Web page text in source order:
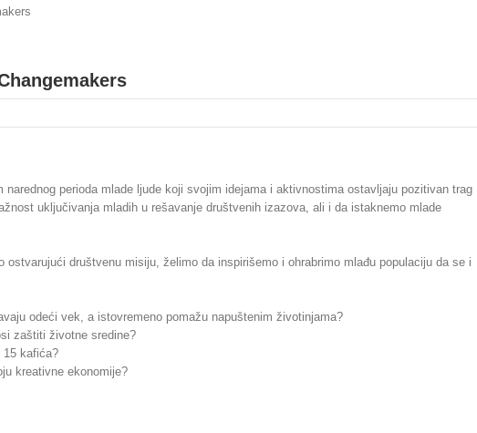
narednog perioda mlade ljude koji svojim idejama i aktivnostima ostavljaju pozitivan trag
uključivanja mladih u rešavanje društvenih izazova, ali i da istaknemo mlade
društvenu misiju, želimo da inspirišemo i ohrabrimo mlađu populaciju da se i
odeći vek, a istovremeno pomažu napuštenim životinjama?
zaštiti životne sredine?
15 kafića?
kreativne ekonomije?